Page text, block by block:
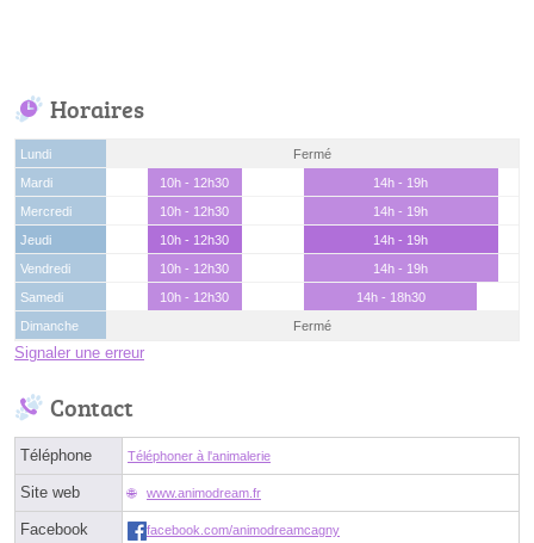
Horaires
Lundi
Fermé
Mardi
10h - 12h30
14h - 19h
Mercredi
10h - 12h30
14h - 19h
Jeudi
10h - 12h30
14h - 19h
Vendredi
10h - 12h30
14h - 19h
Samedi
10h - 12h30
14h - 18h30
Dimanche
Fermé
Signaler une erreur
Contact
Téléphone Téléphoner à l'animalerie
Site web www.animodream.fr
Facebook facebook.com/animodreamcagny